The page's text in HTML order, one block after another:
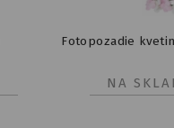
Fotopozadie
NA